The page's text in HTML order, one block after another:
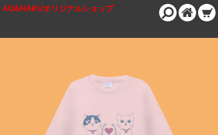
AO&HAKUオリジナルショップ